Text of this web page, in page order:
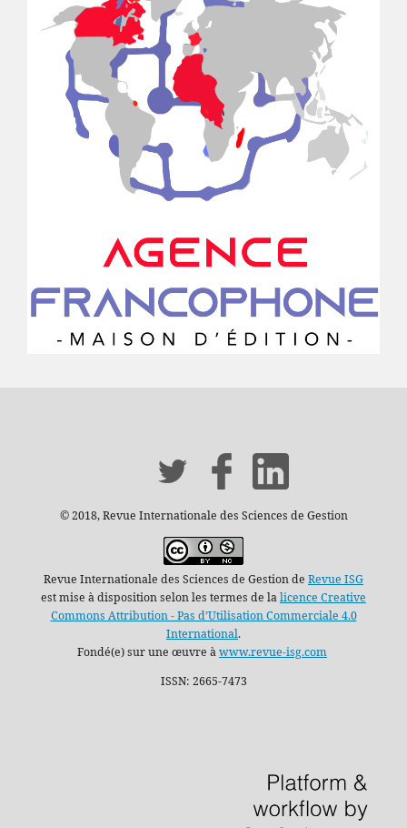
© 2018, Revue Internationale des Sciences de Gestion
Revue Internationale des Sciences de Gestion de Revue ISG
est mise à disposition selon les termes de lalicence Creative
Commons Attribution - Pas d’Utilisation Commerciale 4.0
International.
Fondé(e) sur une œuvre àwww.revue-isg.com
ISSN: 2665-7473